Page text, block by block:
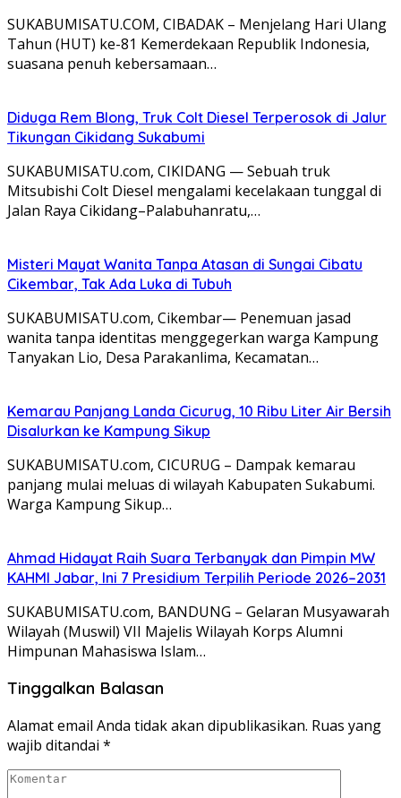
SUKABUMISATU.COM, CIBADAK – Menjelang Hari Ulang
Tahun (HUT) ke-81 Kemerdekaan Republik Indonesia,
suasana penuh kebersamaan…
Diduga Rem Blong, Truk Colt Diesel Terperosok di Jalur
Tikungan Cikidang Sukabumi
SUKABUMISATU.com, CIKIDANG — Sebuah truk
Mitsubishi Colt Diesel mengalami kecelakaan tunggal di
Jalan Raya Cikidang–Palabuhanratu,…
Misteri Mayat Wanita Tanpa Atasan di Sungai Cibatu
Cikembar, Tak Ada Luka di Tubuh
SUKABUMISATU.com, Cikembar— Penemuan jasad
wanita tanpa identitas menggegerkan warga Kampung
Tanyakan Lio, Desa Parakanlima, Kecamatan…
Kemarau Panjang Landa Cicurug, 10 Ribu Liter Air Bersih
Disalurkan ke Kampung Sikup
SUKABUMISATU.com, CICURUG – Dampak kemarau
panjang mulai meluas di wilayah Kabupaten Sukabumi.
Warga Kampung Sikup…
Ahmad Hidayat Raih Suara Terbanyak dan Pimpin MW
KAHMI Jabar, Ini 7 Presidium Terpilih Periode 2026–2031
SUKABUMISATU.com, BANDUNG – Gelaran Musyawarah
Wilayah (Muswil) VII Majelis Wilayah Korps Alumni
Himpunan Mahasiswa Islam…
Tinggalkan Balasan
Alamat email Anda tidak akan dipublikasikan. Ruas yang
wajib ditandai *